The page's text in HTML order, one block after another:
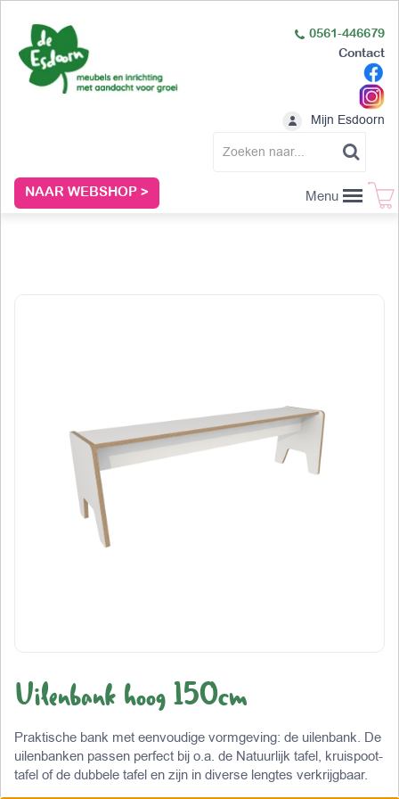
NAAR WEBSHOP >
0561-446679
Contact
Mijn Esdoorn
Menu
Uilenbank hoog 150cm
Praktische bank met eenvoudige vormgeving: de uilenbank. De
uilenbanken passen perfect bij o.a. de Natuurlijk tafel, kruispoot-
tafel of de dubbele tafel en zijn in diverse lengtes verkrijgbaar.